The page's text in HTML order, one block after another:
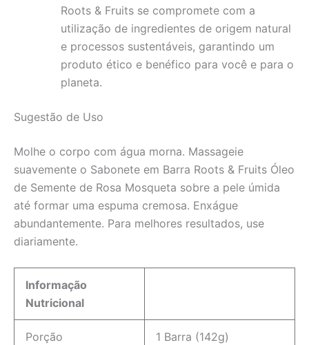
Roots & Fruits se compromete com a
utilização de ingredientes de origem natural
e processos sustentáveis, garantindo um
produto ético e benéfico para você e para o
planeta.
Sugestão de Uso
Molhe o corpo com água morna. Massageie
suavemente o Sabonete em Barra Roots & Fruits Óleo
de Semente de Rosa Mosqueta sobre a pele úmida
até formar uma espuma cremosa. Enxágue
abundantemente. Para melhores resultados, use
diariamente.
Informação
Nutricional
Porção 1 Barra (142g)